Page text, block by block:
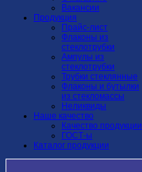
Вакансии
Продукция
Прайс-лист
Флаконы из
стеклотрубки
Ампулы из
стеклотрубки
Трубки стеклянные
Флаконы и бутылки
из стекломассы
Неликвиды
Наше качество
Качество продукции
ГОСТ-ы
Каталог продукции